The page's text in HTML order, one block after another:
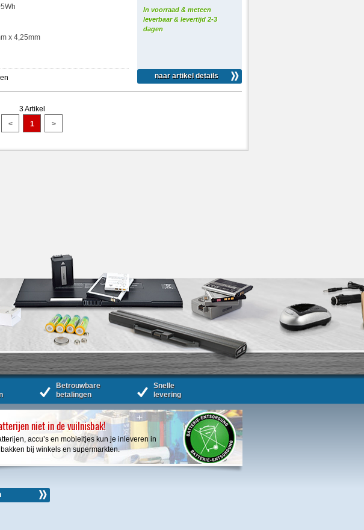
In voorraad & meteen
leverbaar & levertijd 2-3
dagen
naar artikel details
x 4,25mm
3 Artikel
<
1 >
Betrouwbare
betalingen
Snelle
levering
niet in de vuilnisbak!
accu’s en mobieltjes kun je inleveren in
bij winkels en supermarkten.